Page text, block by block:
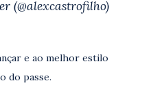
(@alexcastrofilho)
e ao melhor estilo
do passe.